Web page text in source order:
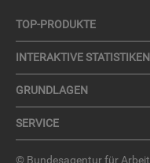
TOP-PRO­DUK­TE
IN­TER­AK­TI­VE STA­TIS­TI­KEN
GRUND­LA­GEN
SER­VICE
© Bundesagentur für Arbeit